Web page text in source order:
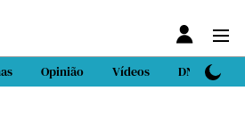
Opinião Vídeos DN Sport